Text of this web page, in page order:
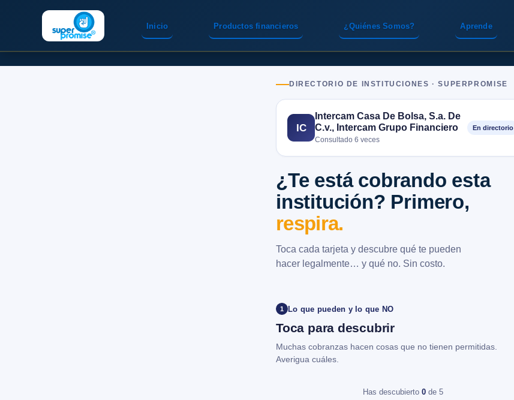
Inicio Productos financieros ¿Quiénes Somos? Aprende
DIRECTORIO DE INSTITUCIONES · SUPERPROMISE
IC
Intercam Casa De Bolsa, S.a. De
C.v., Intercam Grupo Financiero
Consultado 6 veces
En directorio
¿Te está cobrando esta
institución? Primero,
respira.
Toca cada tarjeta y descubre qué te pueden
hacer legalmente… y qué no. Sin costo.
1 Lo que pueden y lo que NO
Toca para descubrir
Muchas cobranzas hacen cosas que no tienen permitidas.
Averigua cuáles.
Has descubierto 0 de 5